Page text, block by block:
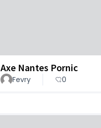
Axe Nantes Pornic
Fevry 0